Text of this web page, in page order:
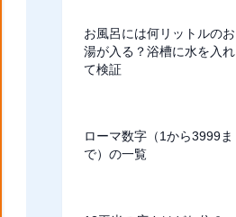
お風呂には何リットルのお
湯が入る？浴槽に水を入れ
て検証
ローマ数字（1から3999ま
で）の一覧